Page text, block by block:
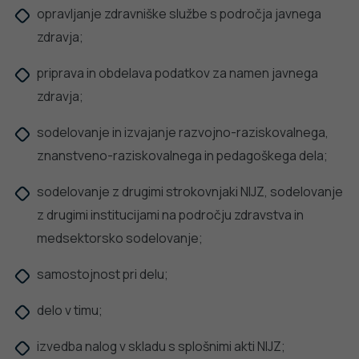
opravljanje zdravniške službe s področja javnega
zdravja;
priprava in obdelava podatkov za namen javnega
zdravja;
sodelovanje in izvajanje razvojno-raziskovalnega,
znanstveno-raziskovalnega in pedagoškega dela;
sodelovanje z drugimi strokovnjaki NIJZ, sodelovanje
z drugimi institucijami na področju zdravstva in
medsektorsko sodelovanje;
samostojnost pri delu;
delo v timu;
izvedba nalog v skladu s splošnimi akti NIJZ;